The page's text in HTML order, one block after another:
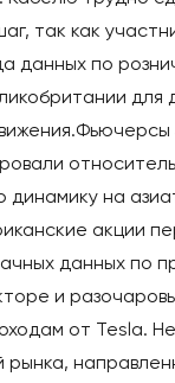
так как
данных по
для
динамику на
акции
данных по
и
от Tesla.